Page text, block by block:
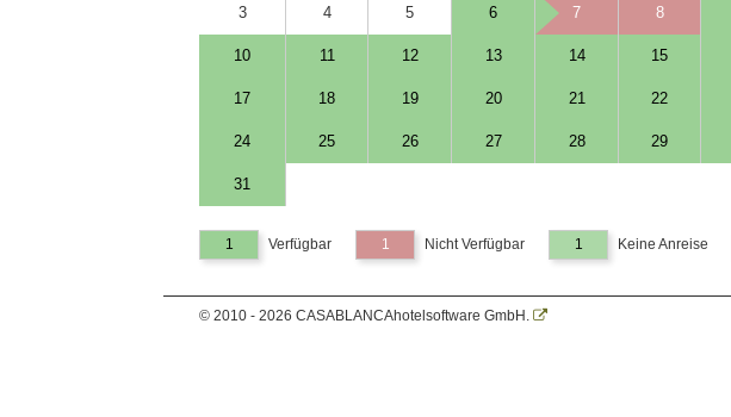
3 4 5 6 7 8
10 11 12 13 14 15
17 18 19 20 21 22
24 25 26 27 28 29
31
1 Verfügbar 1 Nicht Verfügbar 1 Keine Anreise
© 2010 - 2026 CASABLANCAhotelsoftware GmbH.